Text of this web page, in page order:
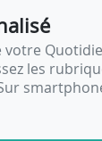
votre
les